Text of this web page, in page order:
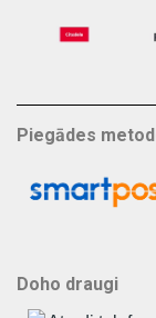
Piegādes
Doho draugi